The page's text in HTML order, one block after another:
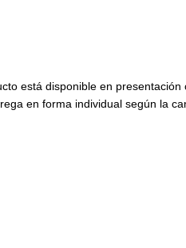
está disponible en
en forma individual según la